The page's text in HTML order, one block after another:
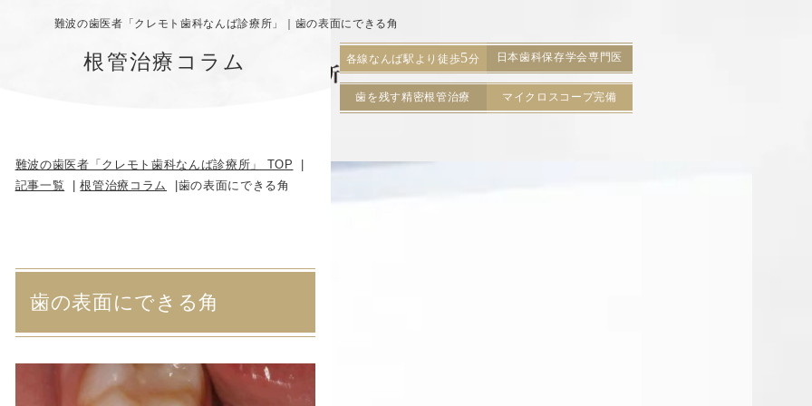
難波の歯医者「クレモト歯科なんば診療所」｜歯の表面にできる角
各線なんば駅より徒歩5分 日本歯科保存学会専門医
歯を残す精密根管治療 マイクロスコープ完備
根管治療コラム
難波の歯医者「クレモト歯科なんば診療所」 TOP
記事一覧
根管治療コラム 歯の表面にできる角
歯の表面にできる角